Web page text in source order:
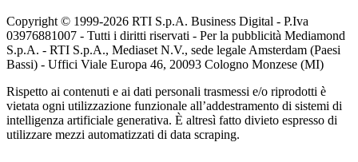
Copyright © 1999-2026 RTI S.p.A. Business Digital - P.Iva
03976881007 - Tutti i diritti riservati - Per la pubblicità Mediamond
S.p.A. - RTI S.p.A., Mediaset N.V., sede legale Amsterdam (Paesi
Bassi) - Uffici Viale Europa 46, 20093 Cologno Monzese (MI)
Rispetto ai contenuti e ai dati personali trasmessi e/o riprodotti è
vietata ogni utilizzazione funzionale all’addestramento di sistemi di
intelligenza artificiale generativa. È altresì fatto divieto espresso di
utilizzare mezzi automatizzati di data scraping.